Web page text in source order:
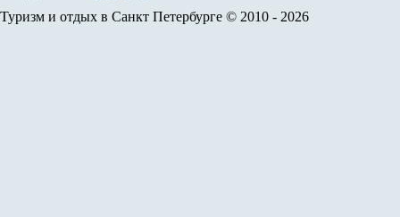
Туризм и отдых в Санкт Петербурге © 2010 - 2026